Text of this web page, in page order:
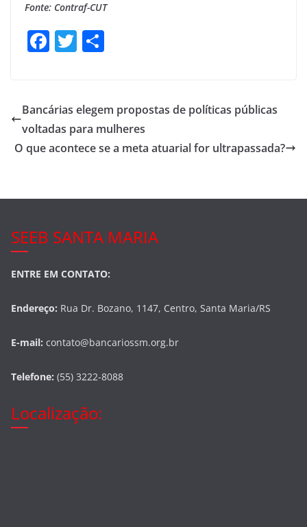
Fonte: Contraf-CUT
F
e
b
o
k
T
er e
Bancárias elegem propostas de políticas públicas
voltadas para mulheres
O que acontece se a meta atuarial for ultrapassada?
SEEB SANTA MARIA
ENTRE EM CONTATO:
Endereço: Rua Dr. Bozano, 1147, Centro, Santa Maria/RS
E-mail: contato@bancariossm.org.br
Telefone: (55) 3222-8088
Localização: